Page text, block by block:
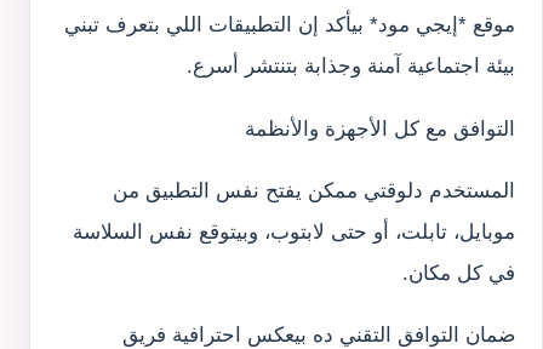
موقع *إيجي مود* بيأكد إن التطبيقات اللي بتعرف تبني
بيئة اجتماعية آمنة وجذابة بتنتشر أسرع.
التوافق مع كل الأجهزة والأنظمة
المستخدم دلوقتي ممكن يفتح نفس التطبيق من
موبايل، تابلت، أو حتى لابتوب، وبيتوقع نفس السلاسة
في كل مكان.
ضمان التوافق التقني ده بيعكس احترافية فريق